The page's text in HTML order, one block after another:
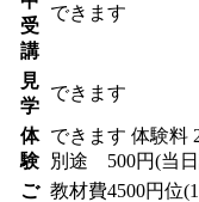
受
講
できます
見
学
できます
体
験
できます 体験料
別途 500円(当
ご 教材費4500円位